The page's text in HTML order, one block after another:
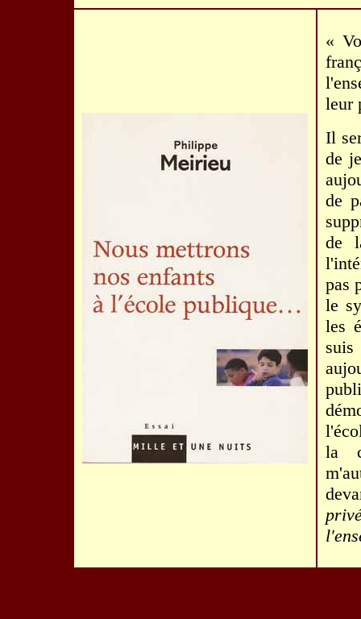
«
leur
Il
de
de
de
pas
le
les
la